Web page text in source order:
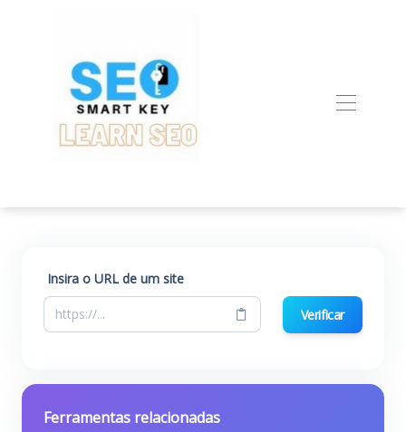
Insira o URL de um site
Verificar
Ferramentas relacionadas